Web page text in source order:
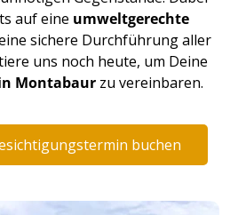
auf eine umweltgerechte
sichere Durchführung aller
uns noch heute, um Deine
Montabaur zu vereinbaren.
buchen